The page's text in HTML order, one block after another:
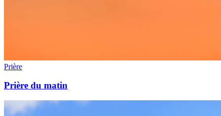
Prière
Prière du matin